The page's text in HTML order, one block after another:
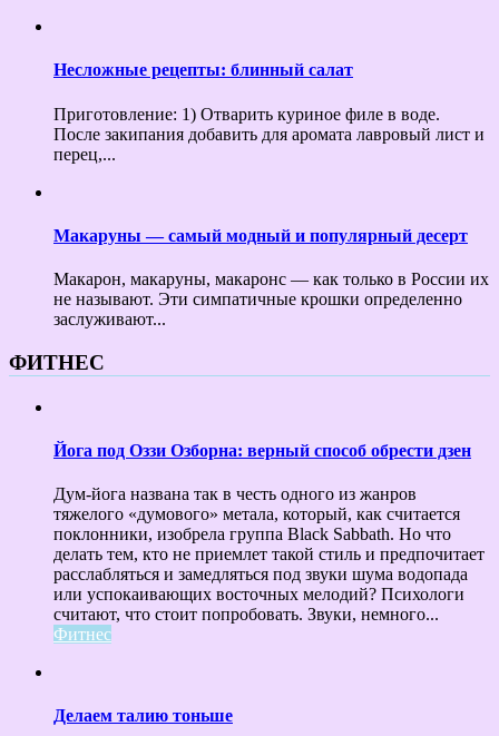
Несложные рецепты: блинный салат
Приготовление: 1) Отварить куриное филе в воде.
После закипания добавить для аромата лавровый лист и
перец,...
Макаруны — самый модный и популярный десерт
Макарон, макаруны, макаронс — как только в России их
не называют. Эти симпатичные крошки определенно
заслуживают...
ФИТНЕС
Йога под Оззи Озборна: верный способ обрести дзен
Дум-йога названа так в честь одного из жанров
тяжелого «думового» метала, который, как считается
поклонники, изобрела группа Black Sabbath. Но что
делать тем, кто не приемлет такой стиль и предпочитает
расслабляться и замедляться под звуки шума водопада
или успокаивающих восточных мелодий? Психологи
считают, что стоит попробовать. Звуки, немного...
Фитнес
Делаем талию тоньше